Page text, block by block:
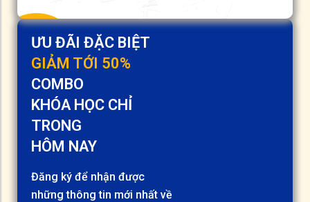
ƯU ĐÃI ĐẶC BIỆT
GIẢM TỚI 50%
COMBO
KHÓA HỌC CHỈ
TRONG
HÔM NAY
Đăng ký để nhận được
những thông tin mới nhất về